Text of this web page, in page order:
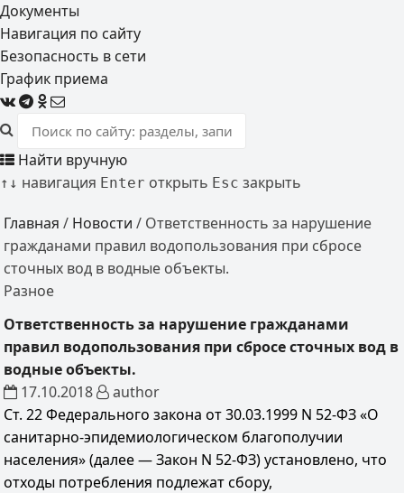
Документы
Навигация по сайту
Безопасность в сети
График приема
Найти вручную
↑ ↓ навигация Enter открыть Esc закрыть
Главная / Новости / Ответственность за нарушение
гражданами правил водопользования при сбросе
сточных вод в водные объекты.
Разное
Ответственность за нарушение гражданами
правил водопользования при сбросе сточных вод в
водные объекты.
17.10.2018
author
Ст. 22 Федерального закона от 30.03.1999 N 52-ФЗ «О
санитарно-эпидемиологическом благополучии
населения» (далее — Закон N 52-ФЗ) установлено, что
отходы потребления подлежат сбору,